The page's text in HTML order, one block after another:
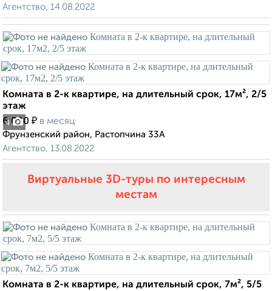
Агентство, 14.08.2022
4
Комната в 2-к квартире, на длительный срок, 17м², 2/5
этаж
6 000 ₽ в месяц
Фрунзенский район, Растопчина 33А
Агентство, 13.08.2022
Виртуальные 3D-туры по интересным
местам
Комната в 2-к квартире, на длительный срок, 7м², 5/5